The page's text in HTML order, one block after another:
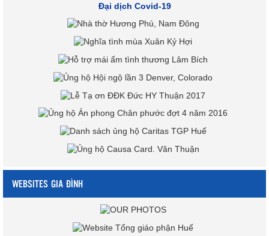
Đại dịch Covid-19
WEBSITES GIA ĐÌNH